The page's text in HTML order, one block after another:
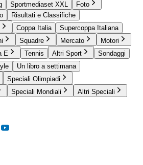
Sportmediaset XXL
Foto
Risultati e Classifiche
Coppa Italia
Supercoppa Italiana
Squadre Mercato
Motori
E Tennis Altri Sport
Sondaggi
Un libro a settimana
Speciali Olimpiadi
Speciali Mondiali Altri Speciali